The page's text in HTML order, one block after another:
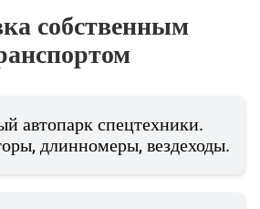
собственным
автопарк спецтехники.
длинномеры, вездеходы.